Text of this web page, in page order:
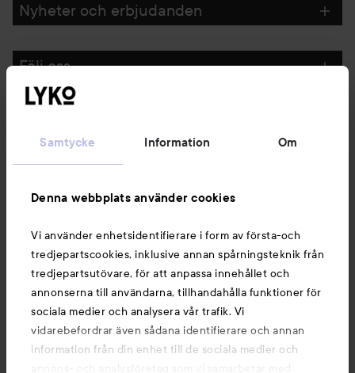
Samtycke Information Om
Denna webbplats använder cookies
Vi använder enhetsidentifierare i form av första-och
tredjepartscookies, inklusive annan spårningsteknik från
tredjepartsutövare, för att anpassa innehållet och
annonserna till användarna, tillhandahålla funktioner för
sociala medier och analysera vår trafik. Vi
vidarebefordrar även sådana identifierare och annan
information från din enhet till de sociala medier och
annons- och analysföretag som vi samarbetar med.
Nyheter och erbjudanden
Följ oss
Du kanske också gillar